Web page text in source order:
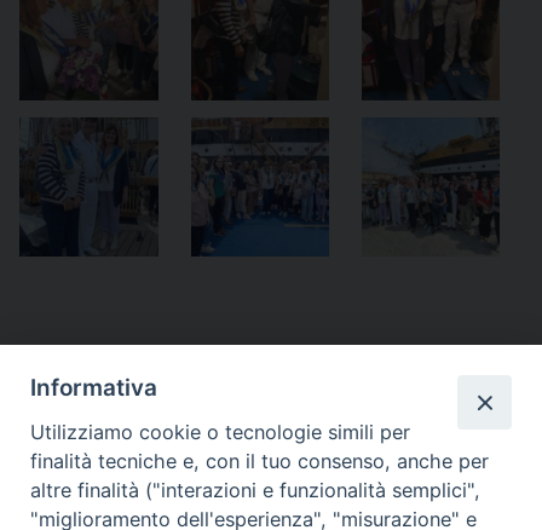
Granatieri di Sardegna in
L’Ordinario a Firenze – Lo
Informativa
Utilizziamo cookie o tecnologie simili per
finalità tecniche e, con il tuo consenso, anche per
altre finalità ("interazioni e funzionalità semplici",
"miglioramento dell'esperienza", "misurazione" e